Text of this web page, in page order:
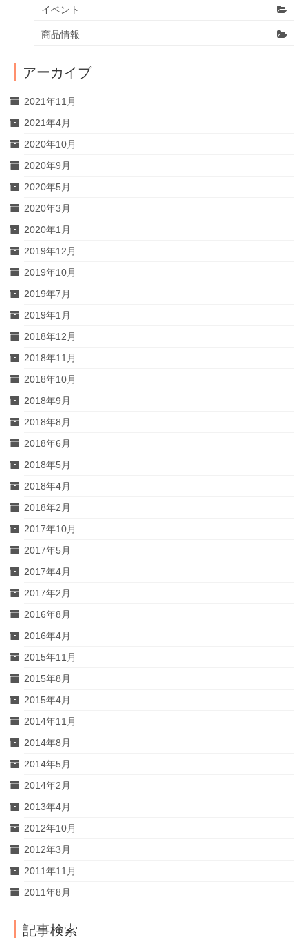
イベント
商品情報
アーカイブ
2021年11月
2021年4月
2020年10月
2020年9月
2020年5月
2020年3月
2020年1月
2019年12月
2019年10月
2019年7月
2019年1月
2018年12月
2018年11月
2018年10月
2018年9月
2018年8月
2018年6月
2018年5月
2018年4月
2018年2月
2017年10月
2017年5月
2017年4月
2017年2月
2016年8月
2016年4月
2015年11月
2015年8月
2015年4月
2014年11月
2014年8月
2014年5月
2014年2月
2013年4月
2012年10月
2012年3月
2011年11月
2011年8月
記事検索